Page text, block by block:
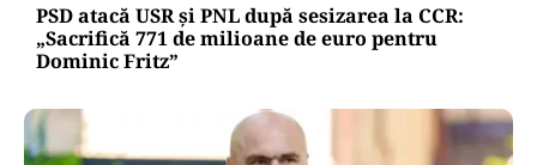
PSD atacă USR și PNL după sesizarea la CCR:
„Sacrifică 771 de milioane de euro pentru
Dominic Fritz”